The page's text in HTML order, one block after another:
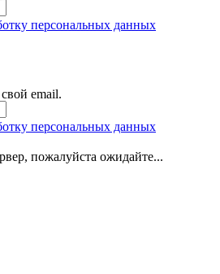
персональных данных
email.
персональных данных
пожалуйста ожидайте...